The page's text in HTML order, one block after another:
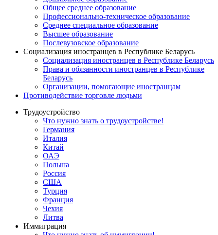
Общее среднее образование
Профессионально-техническое образование
Среднее специальное образование
Высшее образование
Послевузовское образование
Социализация иностранцев в Республике Беларусь
Социализация иностранцев в Республике Беларусь
Права и обязанности иностранцев в Республике
Беларусь
Oрганизации, помогающие иностранцам
Противодействие торговле людьми
Трудоустройство
Что нужно знать о трудоустройстве!
Германия
Италия
Китай
ОАЭ
Польша
Россия
США
Турция
Франция
Чехия
Литва
Иммиграция